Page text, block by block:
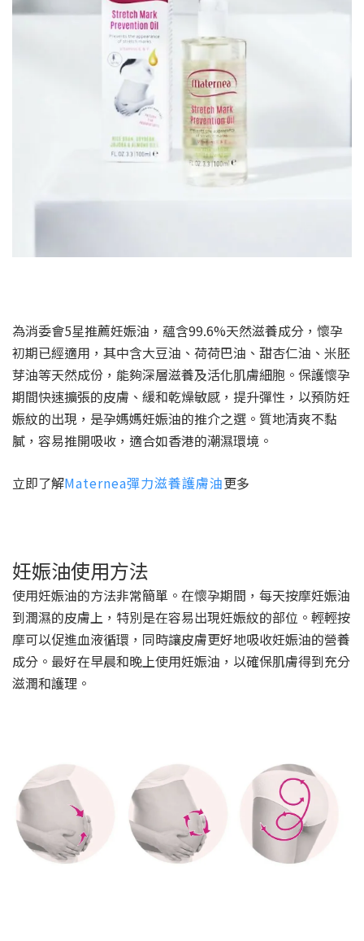
為消委會5星推薦妊娠油，蘊含99.6%天然滋養成分，懷孕
初期已經適用，其中含大豆油、荷荷巴油、甜杏仁油、米胚
芽油等天然成份，能夠深層滋養及活化肌膚細胞。保護懷孕
期間快速擴張的皮膚、緩和乾燥敏感，提升彈性，以預防妊
娠紋的出現，是孕媽媽妊娠油的推介之選。質地清爽不黏
膩，容易推開吸收，適合如香港的潮濕環境。
立即了解Maternea彈力滋養護膚油更多
妊娠油使用方法
使用妊娠油的方法非常簡單。在懷孕期間，每天按摩妊娠油
到潤濕的皮膚上，特別是在容易出現妊娠紋的部位。輕輕按
摩可以促進血液循環，同時讓皮膚更好地吸收妊娠油的營養
成分。最好在早晨和晚上使用妊娠油，以確保肌膚得到充分
滋潤和護理。